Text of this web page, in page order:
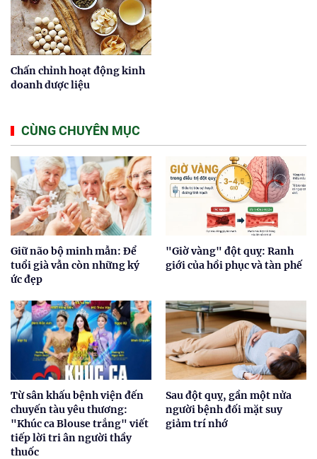
Chấn chỉnh hoạt động kinh
doanh dược liệu
CÙNG CHUYÊN MỤC
Giữ não bộ minh mẫn: Để
tuổi già vẫn còn những ký
ức đẹp
"Giờ vàng" đột quỵ: Ranh
giới của hồi phục và tàn phế
Từ sân khấu bệnh viện đến
chuyến tàu yêu thương:
"Khúc ca Blouse trắng" viết
tiếp lời tri ân người thầy
thuốc
Sau đột quỵ, gần một nửa
người bệnh đối mặt suy
giảm trí nhớ